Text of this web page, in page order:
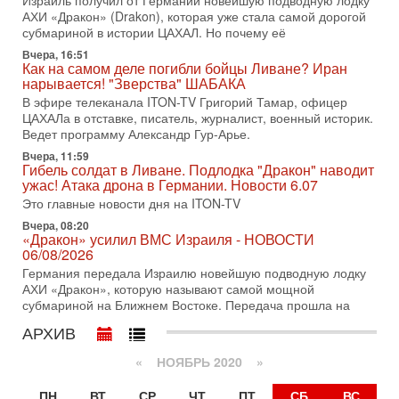
31-07-2026, 17:00
Тайны закрытых дверей: о чём на самом деле
молчат Трамп и Нетаньяху?
Недавний визит премьер-министра Израиля Биньямина
Нетаньяху в США и его встреча с Дональдом Трампом
оставили больше вопросов, чем ответов. Полная
31-07-2026, 15:18
Иран готовит покушение на Нетаниягу! Трамп не
хочет эскалации, но КСИР готовит взрыв!
В эфире телеканала ITON-TV СЕРГЕЙ МИГДАЛЬ, эксперт
по вопросам безопасности, офицер запаса
Международного управления полиции Израиля, автор
Битва за разоружение ХАМАСа - НОВОСТИ
31/07/2026
Сегодня президент США Дональд Трамп заявил о
достижении исторического соглашения о полном
разоружении ХАМАСа и других вооруженных группировок в
Иран доведет Трампа до крайних мер? Разбор и
оценка от военного обозревателя Давида Шарпа
Ситуация вокруг противостояния Ирана и США накаляется
с каждым днем. Почему Трамп в самый последний момент
АХИ «Дракон» (Drakon), которая уже стала самой дорогой
субмариной в истории ЦАХАЛ. Но почему её
Вчера, 16:51
Как на самом деле погибли бойцы Ливане? Иран
нарывается! "Зверства" ШАБАКА
В эфире телеканала ITON-TV Григорий Тамар, офицер
ЦАХАЛа в отставке, писатель, журналист, военный историк.
Ведет программу Александр Гур-Арье.
Вчера, 11:59
Гибель солдат в Ливане. Подлодка "Дракон" наводит
ужас! Атака дрона в Германии. Новости 6.07
Это главные новости дня на ITON-TV
Вчера, 08:20
«Дракон» усилил ВМС Израиля - НОВОСТИ
06/08/2026
Германия передала Израилю новейшую подводную лодку
АХИ «Дракон», которую называют самой мощной
субмариной на Ближнем Востоке. Передача прошла на
АРХИВ
« НОЯБРЬ 2020 »